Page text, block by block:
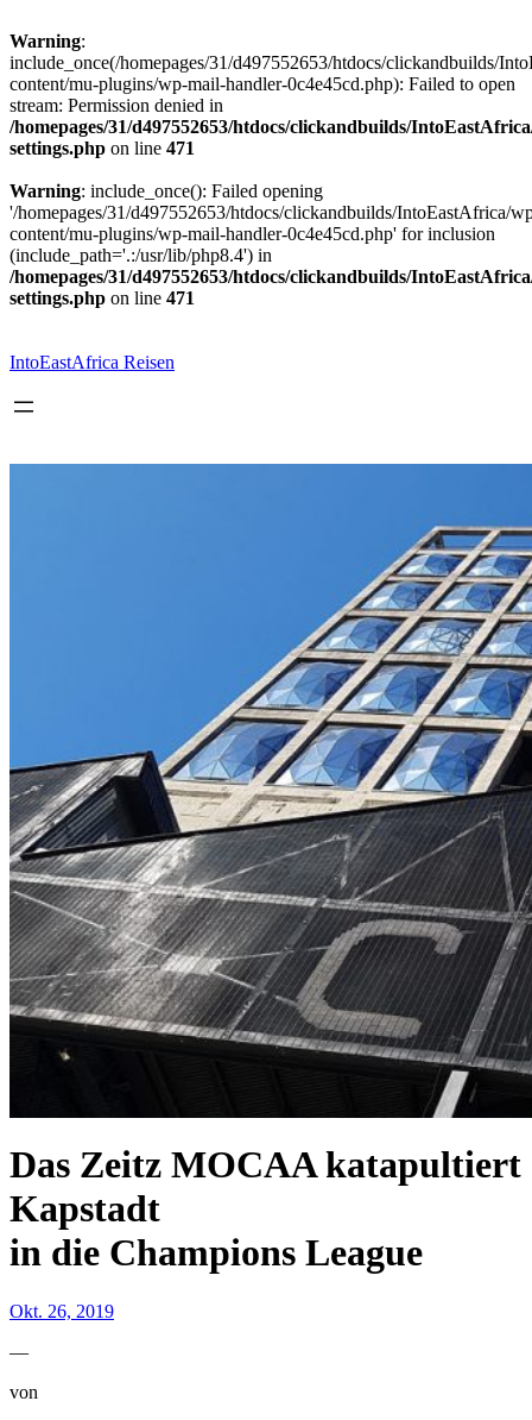
Warning:
include_once(/homepages/31/d497552653/htdocs/clickandbuilds/
content/mu-plugins/wp-mail-handler-0c4e45cd.php): Failed to open
stream: Permission denied in
/homepages/31/d497552653/htdocs/clickandbuilds/
settings.php on line 471
Warning: include_once(): Failed opening
'/homepages/31/d497552653/htdocs/clickandbuilds/IntoEastAfrica/
content/mu-plugins/wp-mail-handler-0c4e45cd.php' for inclusion
(include_path='.:/usr/lib/php8.4') in
/homepages/31/d497552653/htdocs/clickandbuilds/
settings.php on line 471
springen
IntoEastAfrica Reisen
Das Zeitz MOCAA katapultiert
Kapstadt
in die Champions League
Okt. 26, 2019
—
von